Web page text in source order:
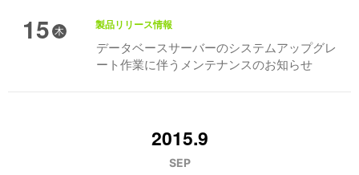
15 木
製品リリース情報
データベースサーバーのシステムアップグレ
ート作業に伴うメンテナンスのお知らせ
2015.9
SEP